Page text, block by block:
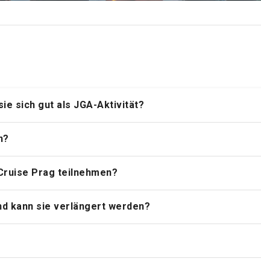
sich gut als JGA-Aktivität?
Prag teilnehmen?
kann sie verlängert werden?